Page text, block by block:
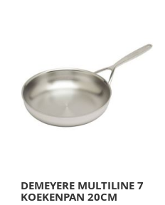
DEMEYERE MULTILINE 7
KOEKENPAN 20CM